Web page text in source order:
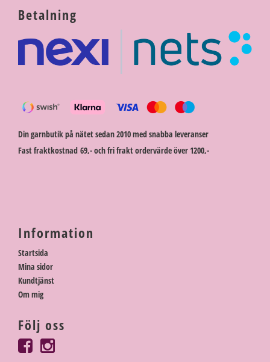
Betalning
Din garnbutik på nätet sedan 2010 med snabba leveranser
Fast fraktkostnad 69,- och fri frakt ordervärde över 1200,-
Information
Startsida
Mina sidor
Kundtjänst
Om mig
Följ oss